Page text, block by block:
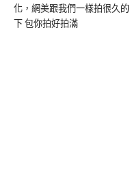
化，網美跟我們一樣拍很久
下 包你拍好拍滿